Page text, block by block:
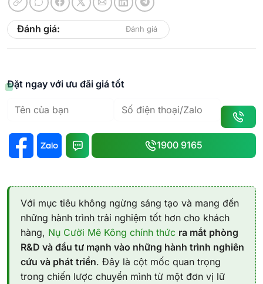
Đánh giá: Đánh giá
Đặt ngay với ưu đãi giá tốt
1900 9165
Với mục tiêu không ngừng sáng tạo và mang đến
những hành trình trải nghiệm tốt hơn cho khách
hàng, Nụ Cười Mê Kông chính thức ra mắt phòng
R&D và đầu tư mạnh vào những hành trình nghiên
cứu và phát triển. Đây là cột mốc quan trọng
trong chiến lược chuyển mình từ một đơn vị lữ